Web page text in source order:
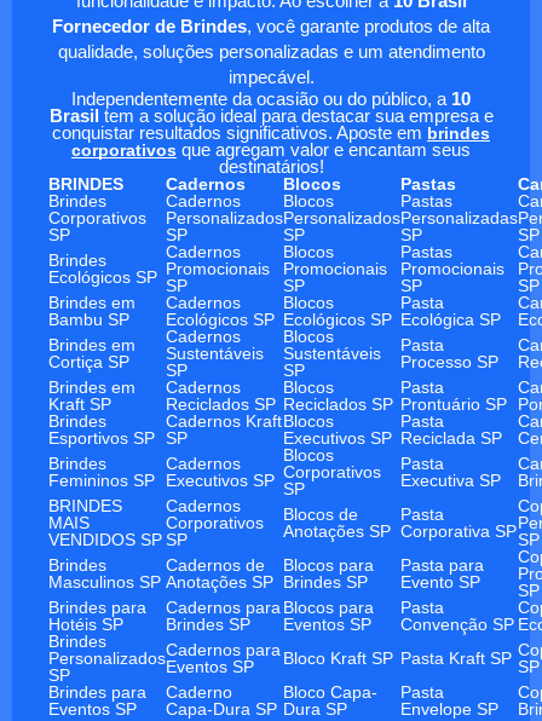
Fornecedor de Brindes, você garante produtos de alta
qualidade, soluções personalizadas e um atendimento
impecável.
Independentemente da ocasião ou do público, a 10
Brasil tem a solução ideal para destacar sua empresa e
conquistar resultados significativos. Aposte em brindes
corporativos que agregam valor e encantam seus
destinatários!
BRINDES
Cadernos Blocos Pastas
Brindes
Corporativos
SP
Cadernos
Personalizados
SP
Blocos
Personalizados
SP
Pastas
Personalizadas
SP
SP
Brindes
Ecológicos SP
Cadernos
Promocionais
SP
Blocos
Promocionais
SP
Pastas
Promocionais
SP
SP
Brindes em
Bambu SP
Cadernos
Ecológicos SP
Blocos
Ecológicos SP
Pasta
Ecológica SP
Brindes em
Cortiça SP
Cadernos
Sustentáveis
SP
Blocos
Sustentáveis
SP
Pasta
Processo SP
Brindes em
Kraft SP
Cadernos
Reciclados SP
Blocos
Reciclados SP
Pasta
Prontuário SP
Brindes
Esportivos SP
Cadernos Kraft
SP
Blocos
Executivos SP
Pasta
Reciclada SP
Brindes
Femininos SP
Cadernos
Executivos SP
Blocos
Corporativos
SP
Pasta
Executiva SP
BRINDES
MAIS
VENDIDOS SP
Cadernos
Corporativos
SP
Blocos de
Anotações SP
Pasta
Corporativa SPSP
Brindes
Masculinos SP
Cadernos de
Anotações SP
Blocos para
Brindes SP
Pasta para
Evento SP
SP
Brindes para
Hotéis SP
Cadernos para
Brindes SP
Blocos para
Eventos SP
Pasta
Convenção SP
Brindes
Personalizados
SP
Cadernos para
Eventos SP
Bloco Kraft SP Pasta Kraft SP SP
Brindes para
Eventos SP
Caderno
Capa-Dura SP
Bloco Capa-
Dura SP
Pasta
Envelope SP